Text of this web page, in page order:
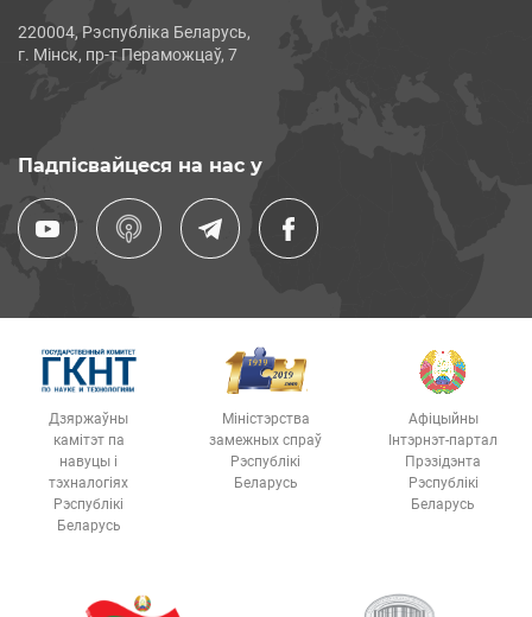
220004, Рэспубліка Беларусь,
г. Мінск, пр-т Пераможцаў, 7
Падпісвайцеся на нас у
Дзяржаўны
камітэт па
навуцы і
тэхналогіях
Рэспублікі
Беларусь
Міністэрства
замежных спраў
Рэспублікі
Беларусь
Афіцыйны
Інтэрнэт-партал
Прэзідэнта
Рэспублікі
Беларусь